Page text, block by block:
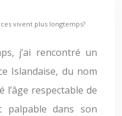
vivent plus longtemps?
Islandaise, du nom
l’âge respectable de
palpable dans son